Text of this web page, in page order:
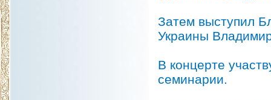
Затем выступил
Украины
В концерте
семинарии.